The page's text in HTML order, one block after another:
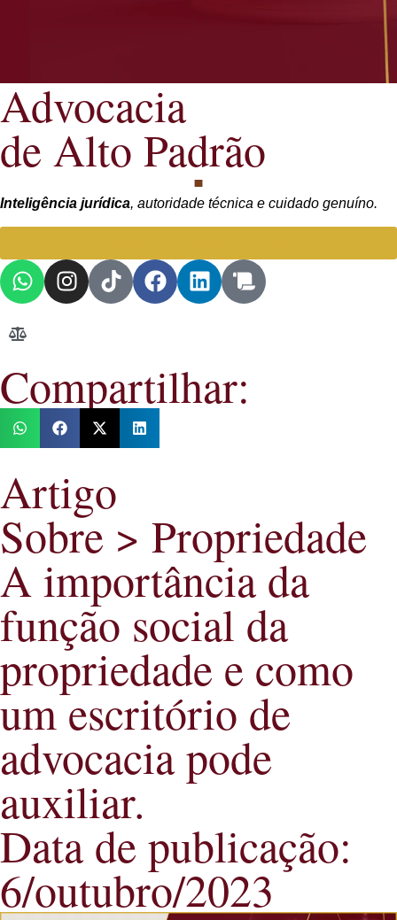
Advocacia
de Alto Padrão
Inteligência jurídica, autoridade técnica e cuidado genuíno.
Compartilhar:
Artigo
Sobre > Propriedade
A importância da
função social da
propriedade e como
um escritório de
advocacia pode
auxiliar.
Data de publicação:
6/outubro/2023